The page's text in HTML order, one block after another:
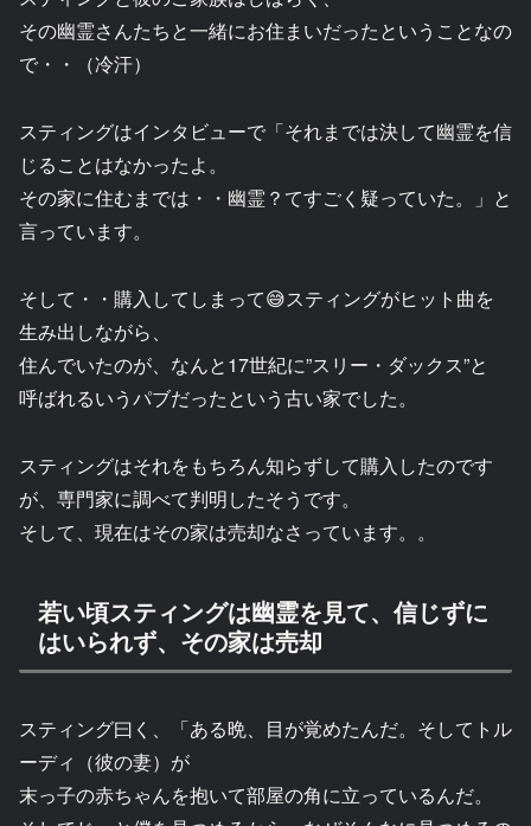
その幽霊さんたちと一緒にお住まいだったということなの
で・・（冷汗）
スティングはインタビューで「それまでは決して幽霊を信
じることはなかったよ。
その家に住むまでは・・幽霊？てすごく疑っていた。」と
言っています。
そして・・購入してしまって😅スティングがヒット曲を
生み出しながら、
住んでいたのが、なんと17世紀に”スリー・ダックス”と
呼ばれるいうパブだったという古い家でした。
スティングはそれをもちろん知らずして購入したのです
が、専門家に調べて判明したそうです。
そして、現在はその家は売却なさっています。。
若い頃スティングは幽霊を見て、信じずに
はいられず、その家は売却
スティング曰く、「ある晩、目が覚めたんだ。そしてトル
ーディ（彼の妻）が
末っ子の赤ちゃんを抱いて部屋の角に立っているんだ。